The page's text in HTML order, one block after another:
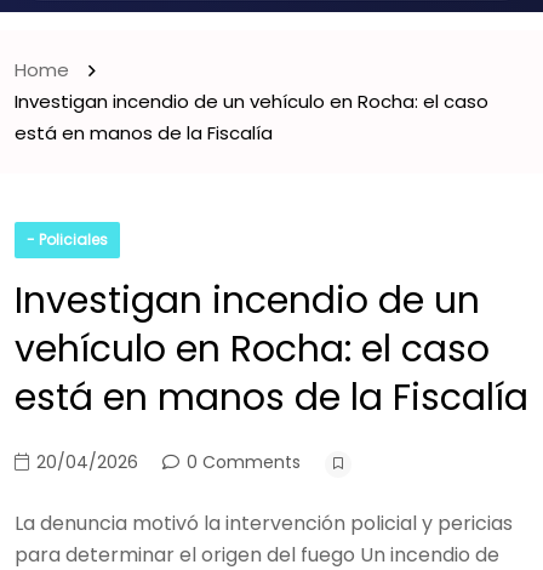
Home
Investigan incendio de un vehículo en Rocha: el caso
está en manos de la Fiscalía
- Policiales
Investigan incendio de un
vehículo en Rocha: el caso
está en manos de la Fiscalía
20/04/2026 0 Comments
La denuncia motivó la intervención policial y pericias
para determinar el origen del fuego Un incendio de